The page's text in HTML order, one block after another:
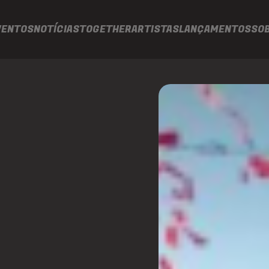
NOTÍCIASTOGETHERARTISTASLANÇAMENTOS